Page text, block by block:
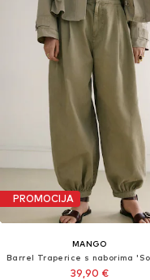
PROMOCIJA
MANGO
39,90 €